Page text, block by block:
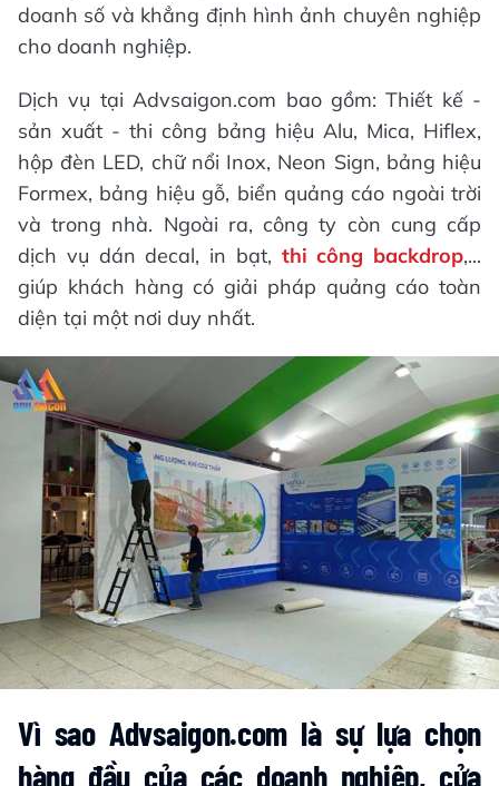
doanh số và khẳng định hình ảnh chuyên nghiệp
cho doanh nghiệp.
Dịch vụ tại Advsaigon.com bao gồm: Thiết kế -
sản xuất - thi công bảng hiệu Alu, Mica, Hiflex,
hộp đèn LED, chữ nổi Inox, Neon Sign, bảng hiệu
Formex, bảng hiệu gỗ, biển quảng cáo ngoài trời
và trong nhà. Ngoài ra, công ty còn cung cấp
dịch vụ dán decal, in bạt, thi công backdrop,...
giúp khách hàng có giải pháp quảng cáo toàn
diện tại một nơi duy nhất.
Vì sao Advsaigon.com là sự lựa chọn
hàng đầu của các doanh nghiệp, cửa